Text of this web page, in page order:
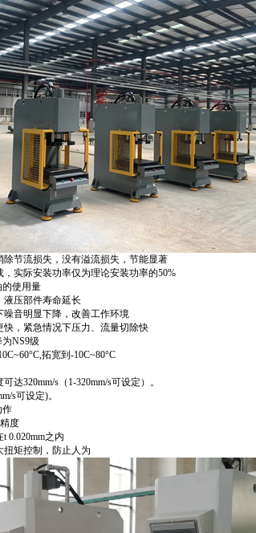
节流损失，没有溢流损失，节能显著
实际安装功率仅为理论安装功率的50%
的使用量
液压部件寿命延长
音明显下降，改善工作环境
，紧急情况下压力、流量切除快
NS9级
拓宽到-10C~80°C
达320mm/s（1-320mm/s可设定）。
s可设定)。
作
度
0.020mm之内
扭矩控制，防止人为